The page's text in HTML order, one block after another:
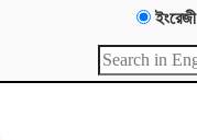
ইংরেজী